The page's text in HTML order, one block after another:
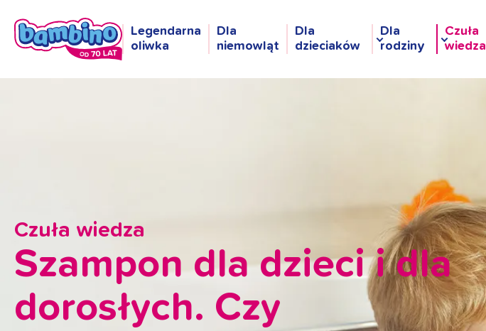
Legendarna
oliwka
Dla
niemowląt
Dla
dzieciaków
Dla
rodziny
Czuła
wiedza
Czuła wiedza
Szampon dla dzieci i dla
dorosłych. Czy